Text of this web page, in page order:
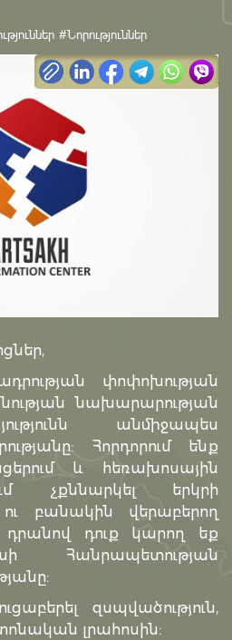
#Նորություններ
փոփոխության
նախարարության
անմիջապես
Հորդորում ենք
և հեռախոսային
չքննարկել երկրի
բանակին վերաբերող
դուք կարող եք
Հանրապետության
զսպվածություն,
լրահոսին: